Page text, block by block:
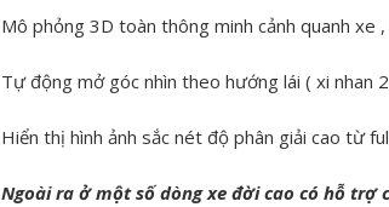
Mô phỏng 3D toàn thông minh cảnh quanh xe
Tự động mở góc nhìn theo hướng lái ( xi nhan
Hiển thị hình ảnh sắc nét độ phân giải cao từ
Ngoài ra ở một số dòng xe đời cao có hỗ